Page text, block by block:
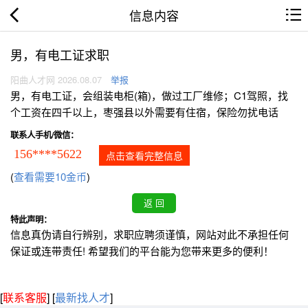
信息内容
男，有电工证求职
阳曲人才网 2026.08.07 举报
男，有电工证，会组装电柜(箱)，做过工厂维修；C1驾照，找
个工资在四千以上，枣强县以外需要有住宿，保险勿扰电话
联系人手机/微信：
156****5622 点击查看完整信息
(查看需要10金币)
特此声明：
信息真伪请自行辨别，求职应聘须谨慎，网站对此不承担任何
保证或连带责任! 希望我们的平台能为您带来更多的便利！
[联系客服] [最新找人才]